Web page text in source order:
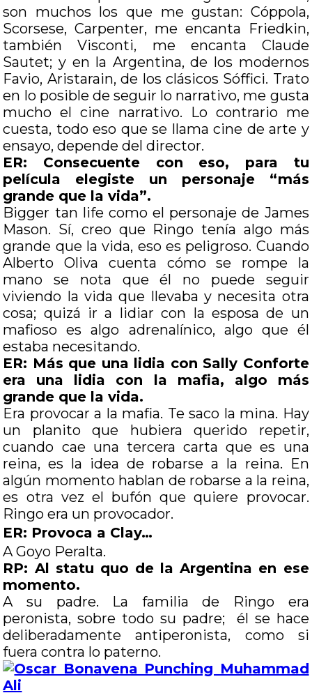
son muchos los que me gustan: Cóppola,
Scorsese, Carpenter, me encanta Friedkin,
también Visconti, me encanta Claude
Sautet; y en la Argentina, de los modernos
Favio, Aristarain, de los clásicos Sóffici. Trato
en lo posible de seguir lo narrativo, me gusta
mucho el cine narrativo. Lo contrario me
cuesta, todo eso que se llama cine de arte y
ensayo, depende del director.
ER: Consecuente con eso, para tu
película elegiste un personaje “más
grande que la vida”.
Bigger tan life como el personaje de James
Mason. Sí, creo que Ringo tenía algo más
grande que la vida, eso es peligroso. Cuando
Alberto Oliva cuenta cómo se rompe la
mano se nota que él no puede seguir
viviendo la vida que llevaba y necesita otra
cosa; quizá ir a lidiar con la esposa de un
mafioso es algo adrenalínico, algo que él
estaba necesitando.
ER: Más que una lidia con Sally Conforte
era una lidia con la mafia, algo más
grande que la vida.
Era provocar a la mafia. Te saco la mina. Hay
un planito que hubiera querido repetir,
cuando cae una tercera carta que es una
reina, es la idea de robarse a la reina. En
algún momento hablan de robarse a la reina,
es otra vez el bufón que quiere provocar.
Ringo era un provocador.
ER: Provoca a Clay…
A Goyo Peralta.
RP: Al statu quo de la Argentina en ese
momento.
A su padre. La familia de Ringo era
peronista, sobre todo su padre; él se hace
deliberadamente antiperonista, como si
fuera contra lo paterno.